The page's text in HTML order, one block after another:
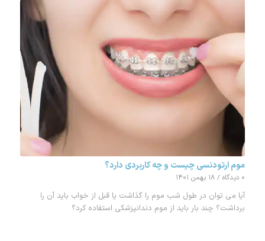
موم ارتودنسی چیست و چه کاربردی دارد؟
۰ دیدگاه / ۱۸ بهمن ۱۴۰۱
آیا می توان در طول شب موم را گذاشت یا قبل از خواب باید آن را
برداشت؟ چند بار باید از موم دندانپزشکی استفاده کرد؟